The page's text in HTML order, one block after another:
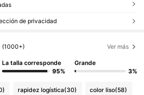
de privacidad
(1000+) Ver más
La talla corresponde
95%
Grande
3%
rapidez logística(30) color liso(58)